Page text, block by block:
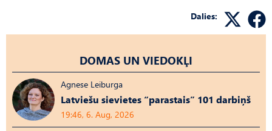
Dalies:
DOMAS UN VIEDOKĻI
Agnese Leiburga
Latviešu sievietes “parastais” 101 darbiņš
19:46, 6. Aug, 2026